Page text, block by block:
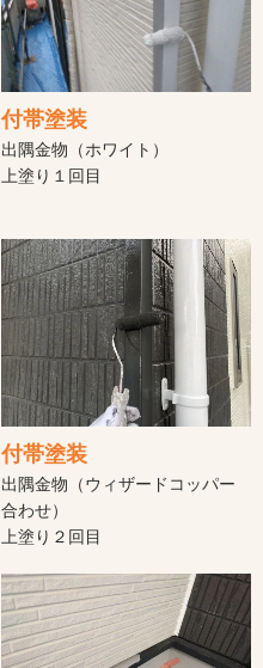
付帯塗装
出隅金物（ホワイト）
上塗り１回目
付帯塗装
出隅金物（ウィザードコッパー
合わせ）
上塗り２回目